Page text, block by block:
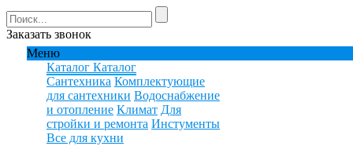
Заказать звонок
Меню
Каталог Каталог
Сантехника Комплектующие
для сантехники Водоснабжение
и отопление Климат Для
стройки и ремонта Инстументы
Все для кухни